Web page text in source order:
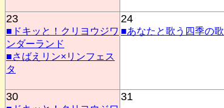
23
■ドキッと！クリヨウジワ
ンダーランド
■さばえリン×リンフェス
タ
24
■あなたと歌う四季の歌
30 31